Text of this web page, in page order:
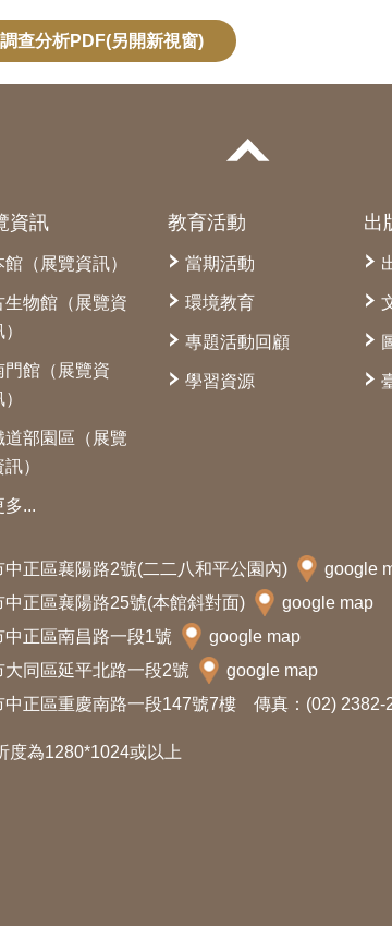
查分析PDF(另開新視窗)
資訊
館（展覽資訊）
生物館（展覽資
門館（展覽資
道部園區（展覽
訊）
多...
教育活動
當期活動
環境教育
專題活動回顧
學習資源
出
正區襄陽路2號(二二八和平公園內)
google
正區襄陽路25號(本館斜對面)
google map
正區南昌路一段1號
google map
同區延平北路一段2號
google map
中正區重慶南路一段147號7樓 傳真：(02) 2382-
度為1280*1024或以上